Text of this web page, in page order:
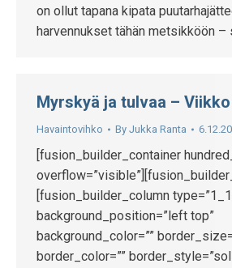
on ollut tapana kipata
harvennukset tähän metsikköön –
Myrskyä ja tulvaa –
Havaintovihko By Jukka Ranta
[fusion_builder_container
[fusion_builder_column
background_position=”left top”
background_color=””
border_color=””